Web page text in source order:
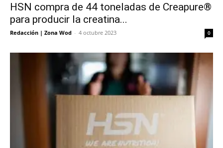
HSN compra de 44 toneladas de Creapure®
para producir la creatina...
Redacción | Zona Wod - 4 octubre 2023 0